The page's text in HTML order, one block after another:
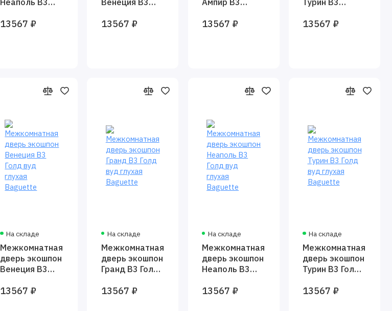
Baguette
13567 ₽
глухая
13567 ₽
глухая
13567 ₽
глухая
13567 ₽
На складе
Межкомнатная
дверь экошпон
Венеция В3
глухая
13567 ₽
На складе
Межкомнатная
дверь экошпон
Гранд В3 Голд
Baguette
13567 ₽
На складе
Межкомнатная
дверь экошпон
Неаполь В3
глухая
13567 ₽
На складе
Межкомнатная
дверь экошпон
Турин В3 Голд
Baguette
13567 ₽